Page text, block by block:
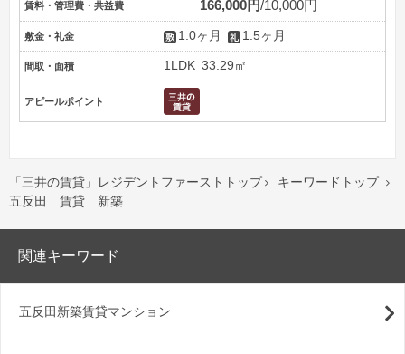
賃料・管理費・共益費 166,000円 10,000円
敷金・礼金 1.0ヶ月 1.5ヶ月
間取・面積 1LDK 33.29㎡
アピールポイント
「三井の賃貸」レジデントファーストトップ  キーワードトップ 
五反田 賃貸 新築
関連キーワード
五反田新築賃貸マンション